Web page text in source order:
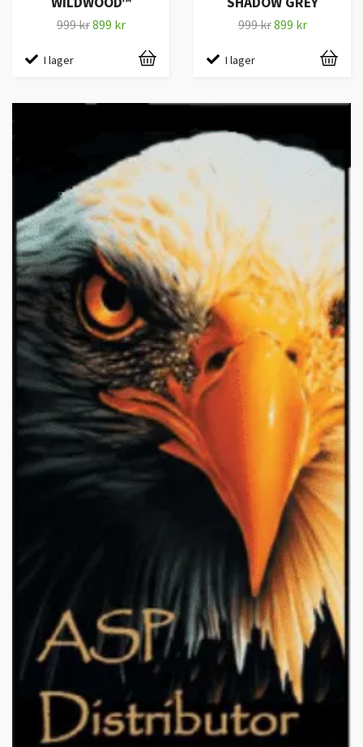
999 kr899 kr
I lager
999 kr899 kr
I lager